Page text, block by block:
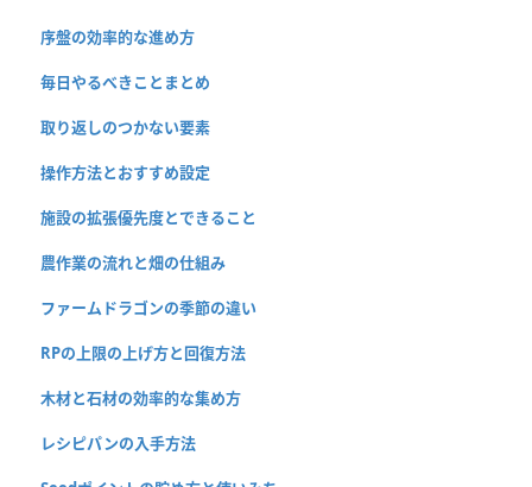
序盤の効率的な進め方
毎日やるべきことまとめ
取り返しのつかない要素
操作方法とおすすめ設定
施設の拡張優先度とできること
農作業の流れと畑の仕組み
ファームドラゴンの季節の違い
RPの上限の上げ方と回復方法
木材と石材の効率的な集め方
レシピパンの入手方法